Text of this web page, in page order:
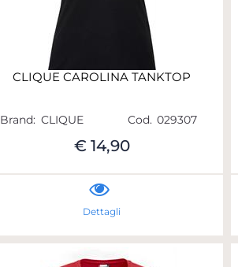
CLIQUE CAROLINA TANKTOP
Brand: CLIQUE Cod. 029307
€ 14,90
Dettagli